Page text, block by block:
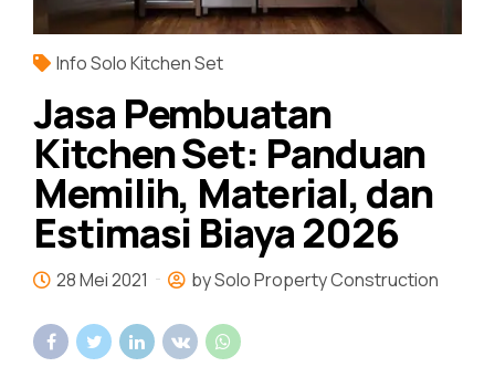
Info Solo Kitchen Set
Jasa Pembuatan
Kitchen Set: Panduan
Memilih, Material, dan
Estimasi Biaya 2026
28 Mei 2021 by Solo Property Construction